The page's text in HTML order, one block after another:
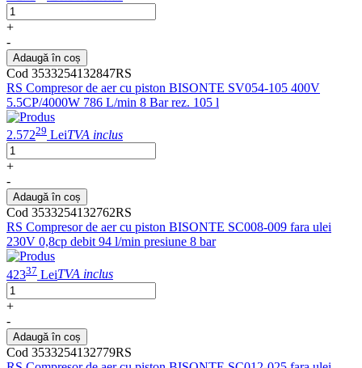
+
-
Adaugă în coș
Cod 3533254132847RS
RS Compresor de aer cu piston BISONTE SV054-105 400V
5.5CP/4000W 786 L/min 8 Bar rez. 105 l
2.57229 LeiTVA inclus
+
-
Adaugă în coș
Cod 3533254132762RS
RS Compresor de aer cu piston BISONTE SC008-009 fara ulei
230V 0,8cp debit 94 l/min presiune 8 bar
42337 LeiTVA inclus
+
-
Adaugă în coș
Cod 3533254132779RS